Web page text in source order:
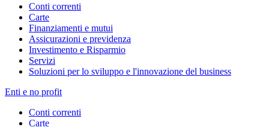
Conti correnti
Carte
Finanziamenti e mutui
Assicurazioni e previdenza
Investimento e Risparmio
Servizi
Soluzioni per lo sviluppo e l'innovazione del business
Enti e no profit
Conti correnti
Carte